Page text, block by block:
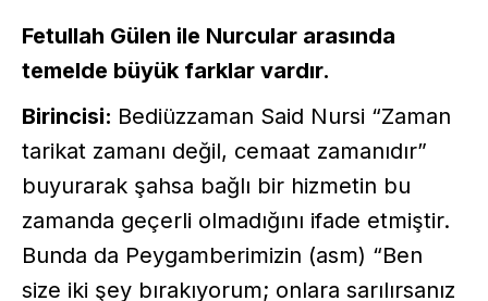
Fetullah Gülen ile Nurcular arasında
temelde büyük farklar vardır.
Birincisi: Bediüzzaman Said Nursi “Zaman
tarikat zamanı değil, cemaat zamanıdır”
buyurarak şahsa bağlı bir hizmetin bu
zamanda geçerli olmadığını ifade etmiştir.
Bunda da Peygamberimizin (asm) “Ben
size iki şey bırakıyorum; onlara sarılırsanız